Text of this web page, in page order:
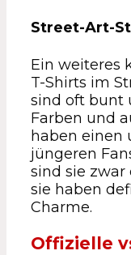
Street-Art-
Ein weiteres
T-Shirts im
sind oft bunt
Farben und
haben einen
jüngeren
sind sie zwar
sie haben
Charme.
Offizielle